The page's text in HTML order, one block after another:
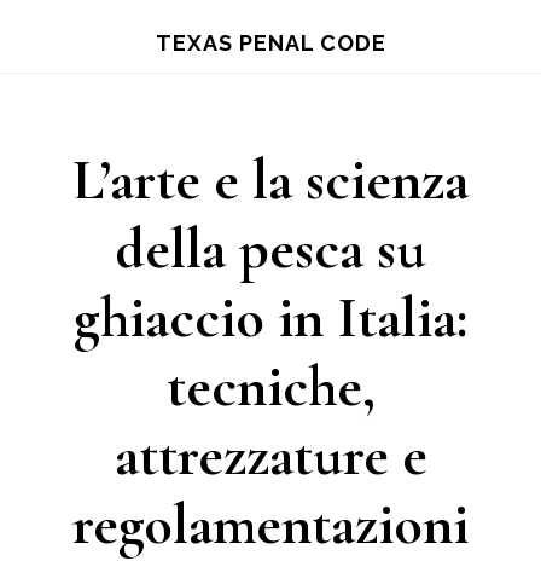
content
TEXAS PENAL CODE
L’arte e la scienza
della pesca su
ghiaccio in Italia:
tecniche,
attrezzature e
regolamentazioni